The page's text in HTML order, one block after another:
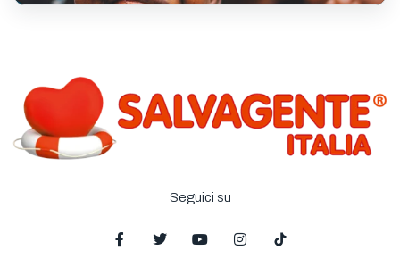
Seguici su